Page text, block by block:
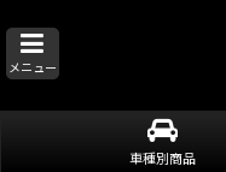
メニュー
車種別商品